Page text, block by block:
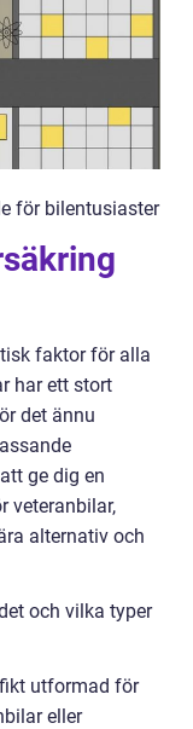
för bilentusiaster
faktor för alla
har ett stort
det ännu
ge dig en
veteranbilar,
alternativ och
och vilka typer
utformad för
eller